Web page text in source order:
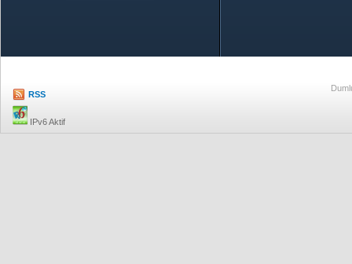
RSS
IPv6 Aktif